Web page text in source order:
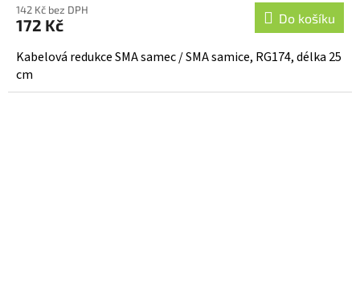
142 Kč bez DPH
172 Kč Do košíku
Kabelová redukce SMA samec / SMA samice, RG174, délka 25
cm